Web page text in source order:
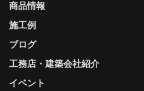
商品情報
施工例
ブログ
工務店・建築会社紹介
イベント